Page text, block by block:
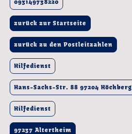
093149738220
zurück zur Startseite
zurück zu den Postleitzahlen
Hilfedienst
Hans-Sachs-Str. 88 97204 Höchberg
Hilfedienst
97237 Altertheim